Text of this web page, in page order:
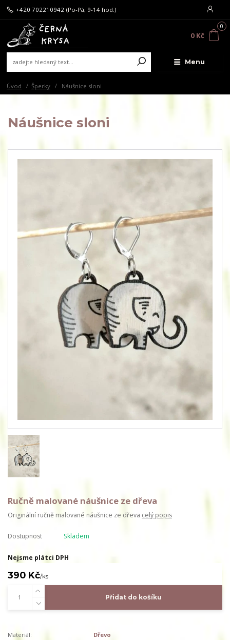
Menu
+420 702210942 (Po-Pá, 9-14 hod.)
0
0 Kč
Úvod Šperky Náušnice sloni
Náušnice sloni
Ručně malované náušnice ze dřeva
Originální ručně malované náušnice ze dřeva celý popis
Dostupnost Skladem
Nejsme plátci DPH
390 Kč/ks
Přidat do košíku
Materiál:
Dřevo